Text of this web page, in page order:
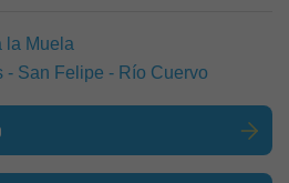
la Muela
- San Felipe - Río Cuervo